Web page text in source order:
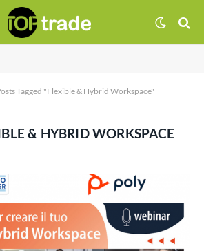
Tagged "Flexible & Hybrid Workspace"
& HYBRID WORKSPACE